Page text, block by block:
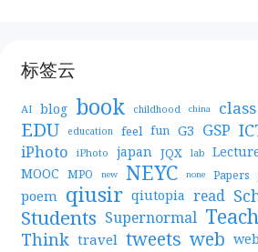
标签云
AI blog book childhood china class
EDU education feel fun G3 GSP
iPhoto iPhoto japan JQX lab
MOOC MPO new NEYC none Papers
poem qiusir qiutopia read
Students Supernormal Teach
Think travel tweets web web